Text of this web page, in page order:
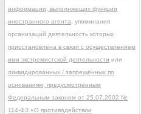
информации, выполняющих функции
иностранного агента , упоминания
организаций деятельность которых
приостановлена в связи с осуществлением
ими экстремистской деятельности или
ликвидированных / запрещённых по
основаниям, предусмотренным
Федеральным законом от 25.07.2002 №
114-ФЗ «О противодействии